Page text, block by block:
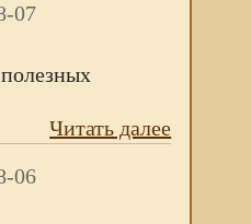
07
Читать далее
06